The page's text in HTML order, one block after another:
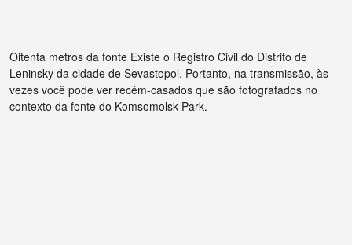
Oitenta metros da fonte Existe o Registro Civil do Distrito de
Leninsky da cidade de Sevastopol. Portanto, na transmissão, às
vezes você pode ver recém-casados que são fotografados no
contexto da fonte do Komsomolsk Park.